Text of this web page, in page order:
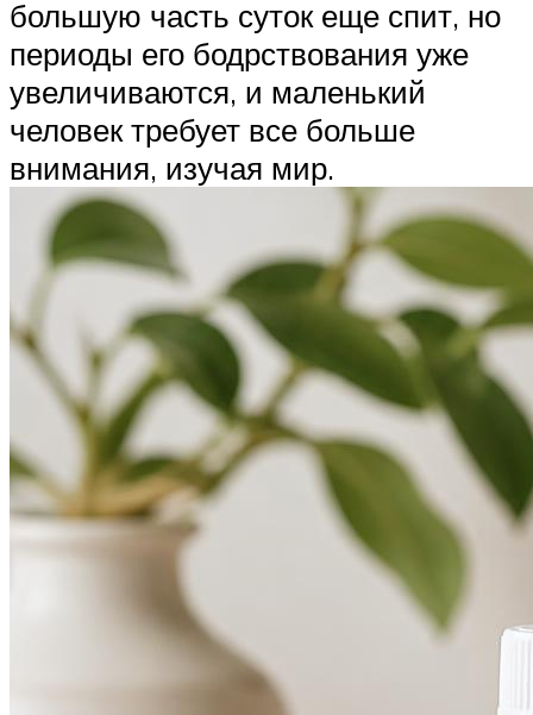
большую часть суток еще спит, но
периоды его бодрствования уже
увеличиваются, и маленький
человек требует все больше
внимания, изучая мир.